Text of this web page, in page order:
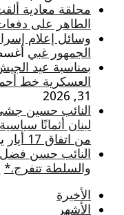
محلقة معادية
الطاهر على
وسائل إعلام
الجمهور غبي أغسطس
بمناسبة عيد
العسكرية خط
31, 2026
النائب حسين
لبنان أثمانًا
من اتفاق 17 أيار
النائب حسن فضل
والسلطة تتفرج.*
الأخيرة
الأشهر